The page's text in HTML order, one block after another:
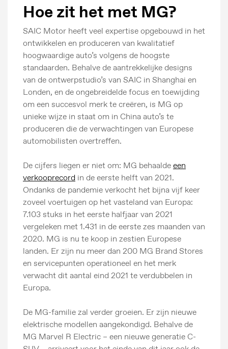
Hoe zit het met MG?
SAIC Motor heeft veel expertise opgebouwd in het
ontwikkelen en produceren van kwalitatief
hoogwaardige auto’s volgens de hoogste
standaarden. Behalve de aantrekkelijke designs
van de ontwerpstudio’s van SAIC in Shanghai en
Londen, en de ongebreidelde focus en toewijding
om een ​​succesvol merk te creëren, is MG op
unieke wijze in staat om in China auto’s te
produceren die de verwachtingen van Europese
automobilisten overtreffen.
De cijfers liegen er niet om: MG behaaldeeen
verkooprecord in de eerste helft van 2021.
Ondanks de pandemie verkocht het bijna vijf keer
zoveel voertuigen op het vasteland van Europa:
7.103 stuks in het eerste halfjaar van 2021
vergeleken met 1.431 in de eerste zes maanden van
2020. MG is nu te koop in zestien Europese
landen. Er zijn nu meer dan 200 MG Brand Stores
en servicepunten operationeel en het merk
verwacht dit aantal eind 2021 te verdubbelen in
Europa.
De MG-familie zal verder groeien. Er zijn nieuwe
elektrische modellen aangekondigd. Behalve de
MG Marvel R Electric – een nieuwe generatie C-